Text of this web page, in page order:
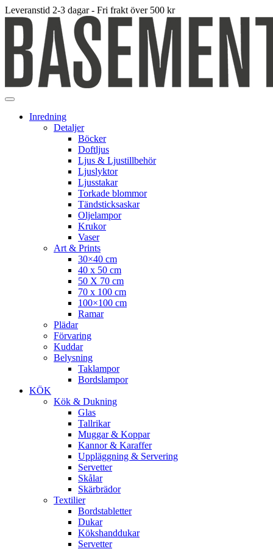
Leveranstid 2-3 dagar - Fri frakt över 500 kr
Inredning
Detaljer
Böcker
Doftljus
Ljus & Ljustillbehör
Ljuslyktor
Ljusstakar
Torkade blommor
Tändsticksaskar
Oljelampor
Krukor
Vaser
Art & Prints
30×40 cm
40 x 50 cm
50 X 70 cm
70 x 100 cm
100×100 cm
Ramar
Plädar
Förvaring
Kuddar
Belysning
Taklampor
Bordslampor
KÖK
Kök & Dukning
Glas
Tallrikar
Muggar & Koppar
Kannor & Karaffer
Uppläggning & Servering
Servetter
Skålar
Skärbrädor
Textilier
Bordstabletter
Dukar
Kökshanddukar
Servetter